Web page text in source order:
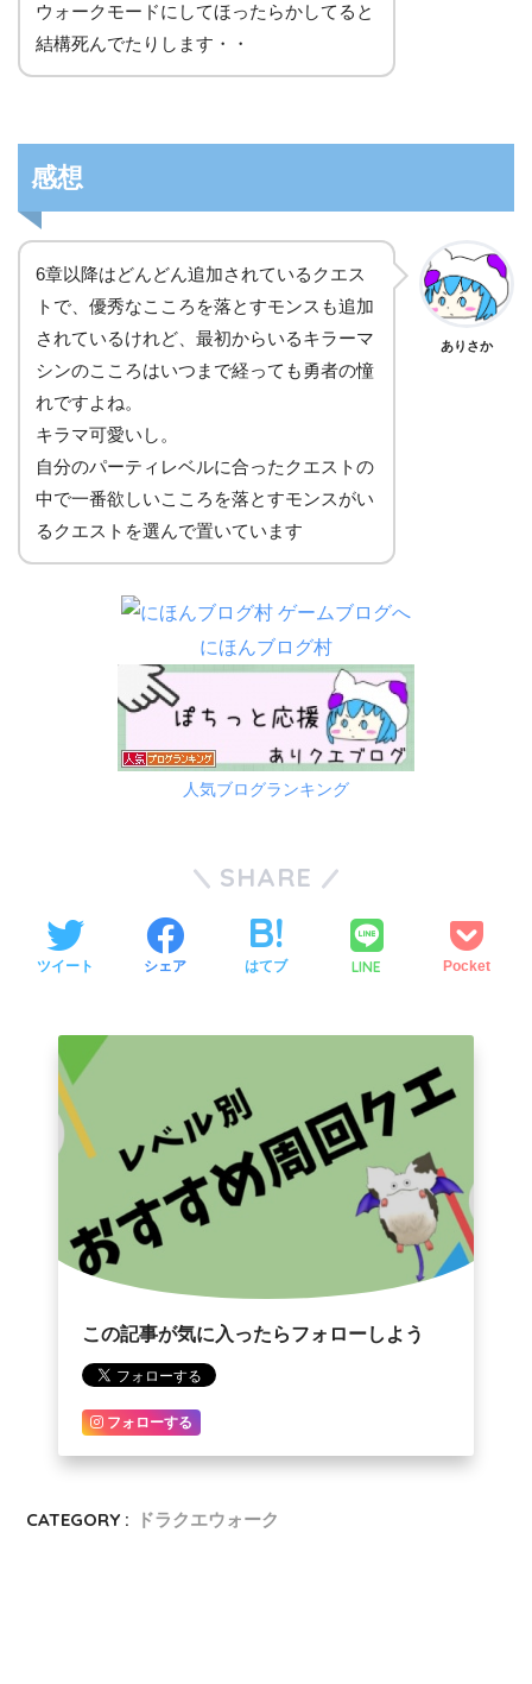
ウォークモードにしてほったらかしてると
結構死んでたりします・・
感想
6章以降はどんどん追加されているクエス
トで、優秀なこころを落とすモンスも追加
されているけれど、最初からいるキラーマ
シンのこころはいつまで経っても勇者の憧
れですよね。
キラマ可愛いし。
自分のパーティレベルに合ったクエストの
中で一番欲しいこころを落とすモンスがい
るクエストを選んで置いています
ありさか
にほんブログ村
人気ブログランキング
SHARE
ツイート シェア はてブ LINE Pocket
この記事が気に入ったらフォローしよう
フォローする
CATEGORY : ドラクエウォーク